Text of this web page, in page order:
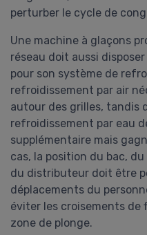
perturber le cycle de
Une machine à glaçons
réseau doit aussi
pour son système de
refroidissement par air
autour des grilles, tandis
refroidissement par eau
supplémentaire mais
cas, la position du bac,
du distributeur doit être
déplacements du
éviter les croisements de
zone de plonge.